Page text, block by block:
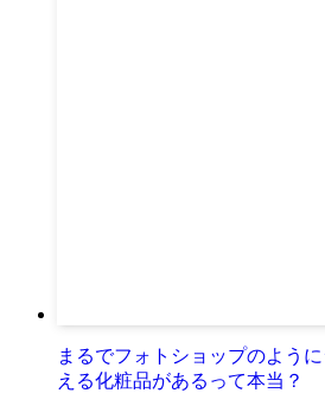
まるでフォトショップのよう
える化粧品があるって本当？